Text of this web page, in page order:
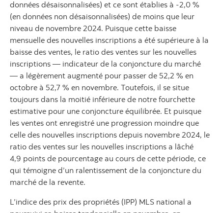
données désaisonnalisées) et ce sont établies à -2,0 %
(en données non désaisonnalisées) de moins que leur
niveau de novembre 2024. Puisque cette baisse
mensuelle des nouvelles inscriptions a été supérieure à la
baisse des ventes, le ratio des ventes sur les nouvelles
inscriptions — indicateur de la conjoncture du marché
— a légèrement augmenté pour passer de 52,2 % en
octobre à 52,7 % en novembre. Toutefois, il se situe
toujours dans la moitié inférieure de notre fourchette
estimative pour une conjoncture équilibrée. Et puisque
les ventes ont enregistré une progression moindre que
celle des nouvelles inscriptions depuis novembre 2024, le
ratio des ventes sur les nouvelles inscriptions a lâché
4,9 points de pourcentage au cours de cette période, ce
qui témoigne d’un ralentissement de la conjoncture du
marché de la revente.
L’indice des prix des propriétés (IPP) MLS national a